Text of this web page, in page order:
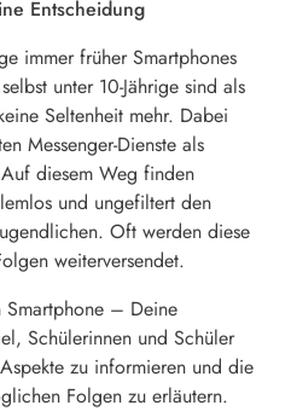
Entscheidung
immer früher Smartphones
unter 10-Jährige sind als
Seltenheit mehr. Dabei
Messenger-Dienste als
Auf diesem Weg finden
und ungefiltert den
Oft werden diese
weiterversendet.
Smartphone – Deine
Schülerinnen und Schüler
zu informieren und die
Folgen zu erläutern.